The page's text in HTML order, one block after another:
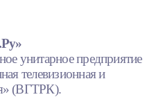
унитарное предприятие
телевизионная и
(ВГТРК).